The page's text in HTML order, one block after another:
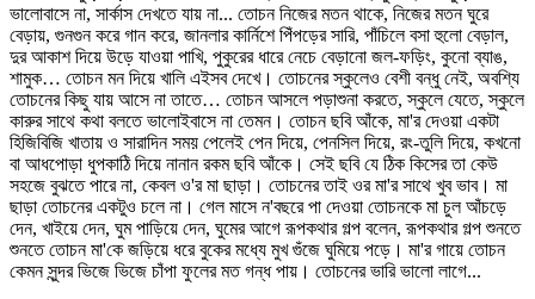
ভালোবাসে না, সার্কাস দেখতে যায় না... তোচন নিজের মতন থাকে, নিজের মতন ঘুরে
বেড়ায়, গুনগুন করে গান করে, জানলার কার্নিশে পিঁপড়ের সারি, পাঁচিলে বসা হুলো বেড়াল,
দুর আকাশ দিয়ে উড়ে যাওয়া পাখি, পুকুরের ধারে নেচে বেড়ানো জল-ফড়িং, কুনো ব্যাঙ,
শামুক… তোচন মন দিয়ে খালি এইসব দেখে। তোচনের স্কুলেও বেশী বন্ধু নেই, অবশ্যি
তোচনের কিছু যায় আসে না তাতে… তোচন আসলে পড়াশুনা করতে, স্কুলে যেতে, স্কুলে
কারুর সাথে কথা বলতে ভালোইবাসে না তেমন। তোচন ছবি আঁকে, মা'র দেওয়া একটা
হিজিবিজি খাতায় ও সারাদিন সময় পেলেই পেন দিয়ে, পেনসিল দিয়ে, রং-তুলি দিয়ে, কখনো
বা আধপোড়া ধুপকাঠি দিয়ে নানান রকম ছবি আঁকে। সেই ছবি যে ঠিক কিসের তা কেউ
সহজে বুঝতে পারে না, কেবল ও'র মা ছাড়া। তোচনের তাই ওর মা'র সাথে খুব ভাব। মা
ছাড়া তোচনের একটুও চলে না। গেল মাসে ন'বছরে পা দেওয়া তোচনকে মা চুল আঁচড়ে
দেন, খাইয়ে দেন, ঘুম পাড়িয়ে দেন, ঘুমের আগে রূপকথার গল্প বলেন, রূপকথার গল্প শুনতে
শুনতে তোচন মা'কে জড়িয়ে ধরে বুকের মধ্যে মুখ গুঁজে ঘুমিয়ে পড়ে। মা'র গায়ে তোচন
কেমন সুন্দর ভিজে ভিজে চাঁপা ফুলের মত গন্ধ পায়। তোচনের ভারি ভালো লাগে...